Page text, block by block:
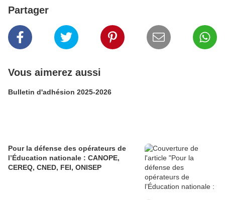
Partager
Vous aimerez aussi
Bulletin d'adhésion 2025-2026
Pour la défense des opérateurs de
l’Éducation nationale : CANOPE,
CEREQ, CNED, FEI, ONISEP